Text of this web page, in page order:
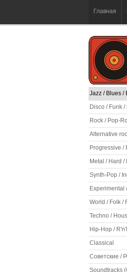
Главная
Jazz / Blues /
Disco / Funk /
Rock / Pop-
Alternative
Progressive /
Metal / Hard /
Synth-Pop /
Experimental
World / Folk /
Techno /
Hip-Hop /
Classical
Советские /
Soundtracks